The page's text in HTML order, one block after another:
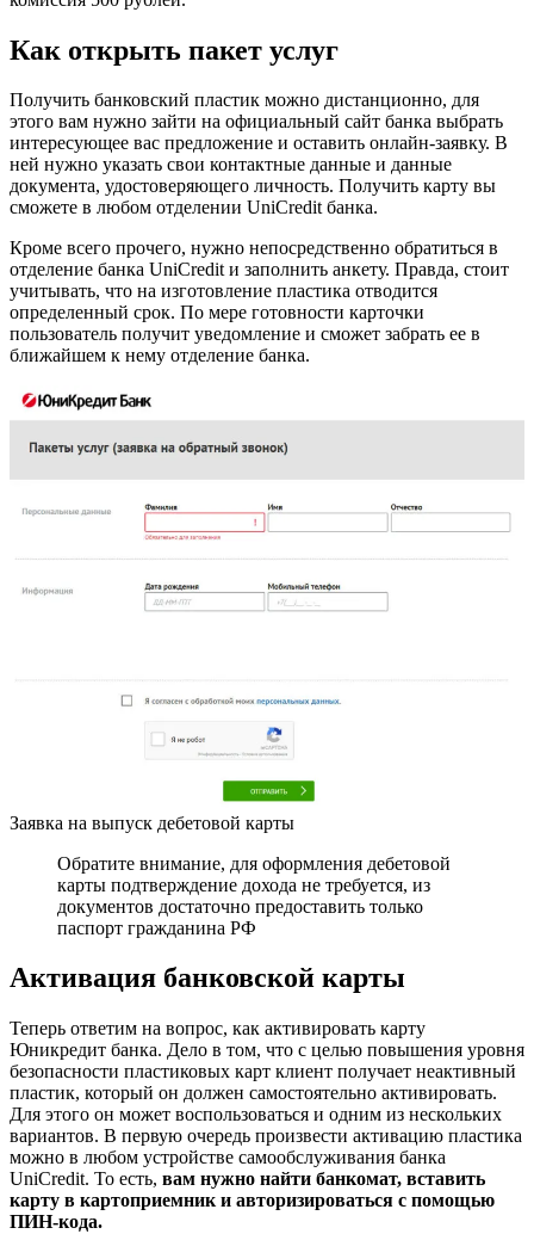
Как открыть пакет услуг
Получить банковский пластик можно дистанционно, для
этого вам нужно зайти на официальный сайт банка выбрать
интересующее вас предложение и оставить онлайн-заявку. В
ней нужно указать свои контактные данные и данные
документа, удостоверяющего личность. Получить карту вы
сможете в любом отделении UniCredit банка.
Кроме всего прочего, нужно непосредственно обратиться в
отделение банка UniCredit и заполнить анкету. Правда, стоит
учитывать, что на изготовление пластика отводится
определенный срок. По мере готовности карточки
пользователь получит уведомление и сможет забрать ее в
ближайшем к нему отделение банка.
Заявка на выпуск дебетовой карты
Обратите внимание, для оформления дебетовой
карты подтверждение дохода не требуется, из
документов достаточно предоставить только
паспорт гражданина РФ
Активация банковской карты
Теперь ответим на вопрос, как активировать карту
Юникредит банка. Дело в том, что с целью повышения уровня
безопасности пластиковых карт клиент получает неактивный
пластик, который он должен самостоятельно активировать.
Для этого он может воспользоваться и одним из нескольких
вариантов. В первую очередь произвести активацию пластика
можно в любом устройстве самообслуживания банка
UniCredit. То есть, вам нужно найти банкомат, вставить
карту в картоприемник и авторизироваться с помощью
ПИН-кода.